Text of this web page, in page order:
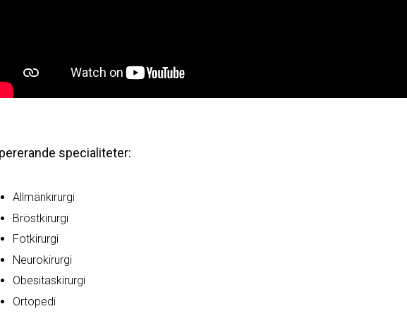
specialiteter:
Allmänkirurgi
Bröstkirurgi
Fotkirurgi
Neurokirurgi
Obesitaskirurgi
Ortopedi